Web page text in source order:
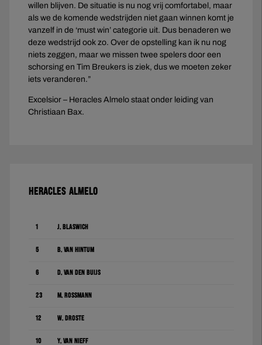
willen blijven. De situatie is nu nog vrij comfortabel, maar
als we de komende wedstrijden niet gaan winnen komt je
vanzelf in de ‘must win’ categorie uit. Dus benaderen we
deze wedstrijd ook zo. Over de opstelling kan ik nu nog
niets zeggen, maar we missen twee spelers door een
schorsing en Tim Breukers is ziek, dus we moeten zeker
iets veranderen.”
Excelsior – Heracles Almelo staat onder leiding van
Christiaan Bax.
HERACLES ALMELO
1 J. Blaswich
5 B. van Hintum
6 D. Van den Buijs
23 M. Rossmann
12 W. Droste
10 Y. van Nieff